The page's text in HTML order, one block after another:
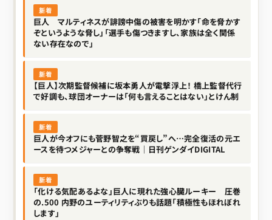
新着
巨人 マルティネスが誹謗中傷の被害を明かす「命を脅かす
ぞというような脅し」「選手も傷つきますし、家族は全く関係
ない存在なので」
新着
【巨人】次期監督候補に坂本勇人が電撃浮上！ 橋上監督代行
で好調も、球団オーナーは「何も言えることはない」とけん制
新着
巨人が今オフにも菅野智之を“買戻し”へ…完全復活の元エ
ースを待つメジャーとの争奪戦｜日刊ゲンダイDIGITAL
新着
「化ける気配あるよな」巨人に現れた強心臓ルーキー 圧巻
の.500 内野のユーティリティぶりも話題「積極性もほれぼれ
します」